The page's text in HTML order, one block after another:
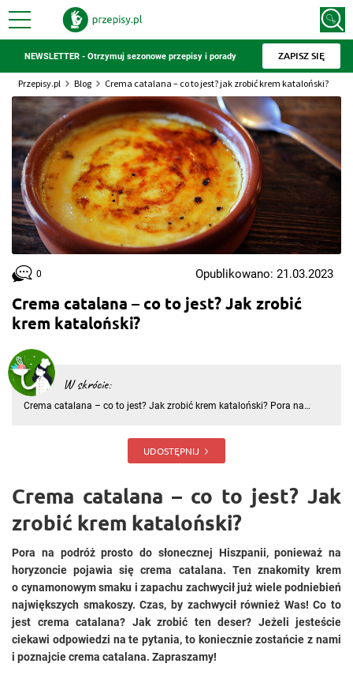
NEWSLETTER - Otrzymuj sezonowe przepisy i porady ZAPISZ SIĘ
Przepisy.pl Blog Crema catalana – co to jest? jak zrobić krem kataloński?
Crema catalana – co to jest? Jak zrobić
krem kataloński?
W skrócie:
Crema catalana – co to jest? Jak zrobić krem kataloński? Pora na
smaku i zapachu zachwycił już wiele podniebień największych smakos
UDOSTĘPNIJ
0 Opublikowano: 21.03.2023
Crema catalana – co to jest? Jak
zrobić krem kataloński?
Pora na podróż prosto do słonecznej Hiszpanii, ponieważ na
horyzoncie pojawia się crema catalana. Ten znakomity krem
o cynamonowym smaku i zapachu zachwycił już wiele podniebień
największych smakoszy. Czas, by zachwycił również Was! Co to
jest crema catalana? Jak zrobić ten deser? Jeżeli jesteście
ciekawi odpowiedzi na te pytania, to koniecznie zostańcie z nami
i poznajcie crema catalana. Zapraszamy!